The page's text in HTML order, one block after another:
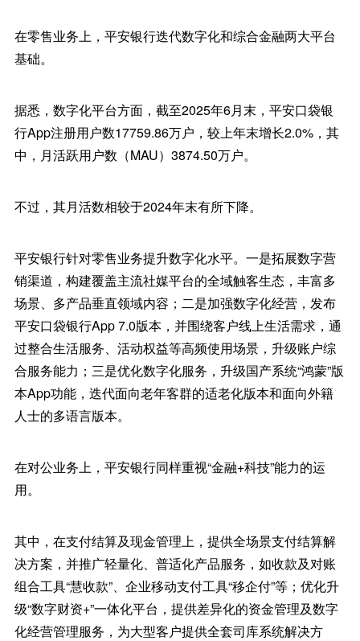
在零售业务上，平安银行迭代数字化和综合金融两大平台
基础。
据悉，数字化平台方面，截至2025年6月末，平安口袋银
行App注册用户数17759.86万户，较上年末增长2.0%，其
中，月活跃用户数（MAU）3874.50万户。
不过，其月活数相较于2024年末有所下降。
平安银行针对零售业务提升数字化水平。一是拓展数字营
销渠道，构建覆盖主流社媒平台的全域触客生态，丰富多
场景、多产品垂直领域内容；二是加强数字化经营，发布
平安口袋银行App 7.0版本，并围绕客户线上生活需求，通
过整合生活服务、活动权益等高频使用场景，升级账户综
合服务能力；三是优化数字化服务，升级国产系统“鸿蒙”版
本App功能，迭代面向老年客群的适老化版本和面向外籍
人士的多语言版本。
在对公业务上，平安银行同样重视“金融+科技”能力的运
用。
其中，在支付结算及现金管理上，提供全场景支付结算解
决方案，并推广轻量化、普适化产品服务，如收款及对账
组合工具“慧收款”、企业移动支付工具“移企付”等；优化升
级“数字财资+”一体化平台，提供差异化的资金管理及数字
化经营管理服务，为大型客户提供全套司库系统解决方